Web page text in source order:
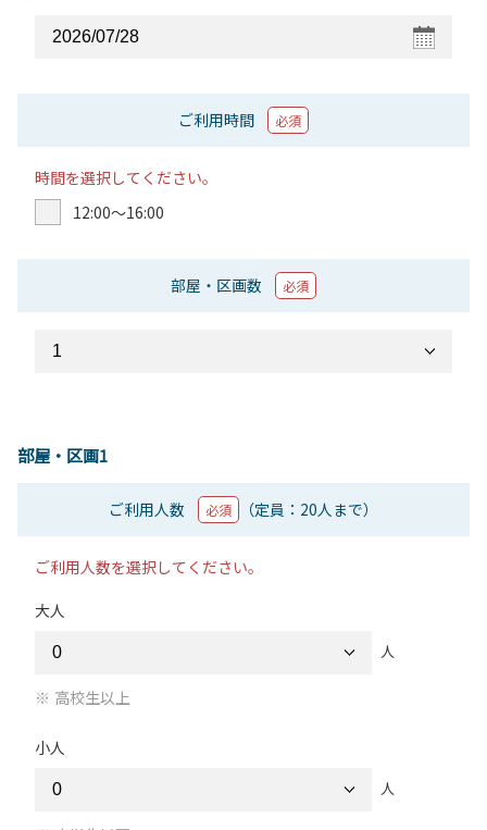
ご利用時間 必須
時間を選択してください。
12:00〜16:00
部屋・区画数 必須
部屋・区画1
ご利用人数 必須 （定員：20人まで）
ご利用人数を選択してください。
大人
人
高校生以上
小人
人